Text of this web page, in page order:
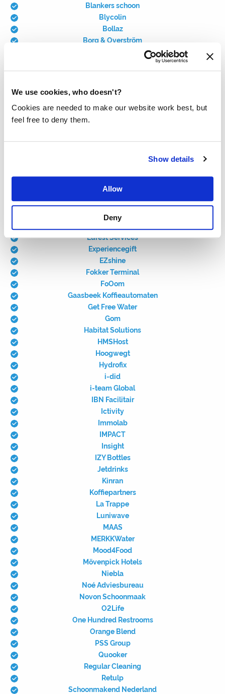
We use cookies, who doesn't?
Cookies are needed to make our website work best, but
feel free to deny them.
Show details
Allow
Deny
Blankers schoon
Blycolin
Bollaz
Borg & Overström
Bunzl
Care for coffee
Castalie
Chespack Hygiene
CSS-schoonmaak
CWS Hygiëne Nederland
Dokter Schoonmaak-organisatie
Dripl
Earthwise
EasyClean
ECS Global
Eurest Services
Experiencegift
EZshine
Fokker Terminal
FoOom
Gaasbeek Koffieautomaten
Get Free Water
Gom
Habitat Solutions
HMSHost
Hoogwegt
Hydrofix
i-did
i-team Global
IBN Facilitair
Ictivity
Immolab
IMPACT
Insight
IZY Bottles
Jetdrinks
Kinran
Koffiepartners
La Trappe
Luniwave
MAAS
MERKKWater
Mood4Food
Mövenpick Hotels
Niebla
Noé Adviesbureau
Novon Schoonmaak
O2Life
One Hundred Restrooms
Orange Blend
PSS Group
Quooker
Regular Cleaning
Retulp
Schoonmakend Nederland